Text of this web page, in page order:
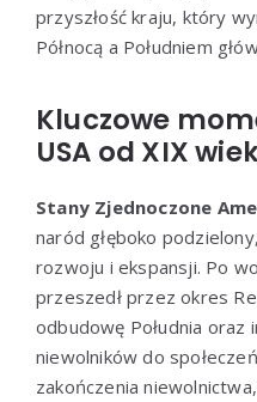
przyszłość kraju, który
Północą a Południem
Kluczowe
USA od XIX
Stany Zjednoczone
naród głęboko
rozwoju i ekspansji. Po
przeszedł przez okres
odbudowę Południa
niewolników do
zakończenia